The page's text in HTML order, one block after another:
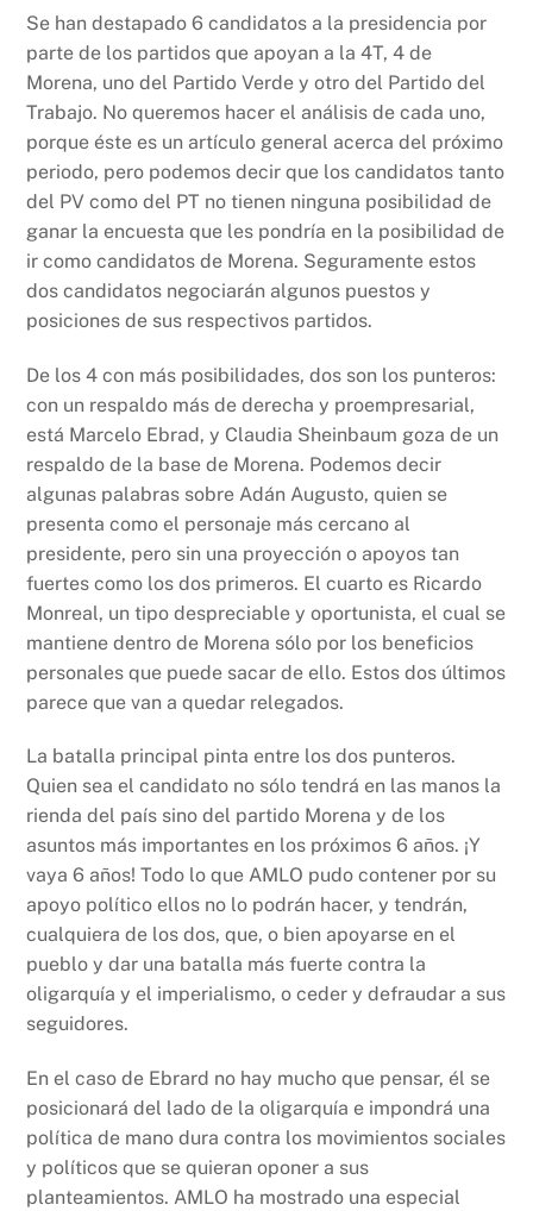
Se han destapado 6 candidatos a la presidencia por
parte de los partidos que apoyan a la 4T, 4 de
Morena, uno del Partido Verde y otro del Partido del
Trabajo. No queremos hacer el análisis de cada uno,
porque éste es un artículo general acerca del próximo
periodo, pero podemos decir que los candidatos tanto
del PV como del PT no tienen ninguna posibilidad de
ganar la encuesta que les pondría en la posibilidad de
ir como candidatos de Morena. Seguramente estos
dos candidatos negociarán algunos puestos y
posiciones de sus respectivos partidos.
De los 4 con más posibilidades, dos son los punteros:
con un respaldo más de derecha y proempresarial,
está Marcelo Ebrad, y Claudia Sheinbaum goza de un
respaldo de la base de Morena. Podemos decir
algunas palabras sobre Adán Augusto, quien se
presenta como el personaje más cercano al
presidente, pero sin una proyección o apoyos tan
fuertes como los dos primeros. El cuarto es Ricardo
Monreal, un tipo despreciable y oportunista, el cual se
mantiene dentro de Morena sólo por los beneficios
personales que puede sacar de ello. Estos dos últimos
parece que van a quedar relegados.
La batalla principal pinta entre los dos punteros.
Quien sea el candidato no sólo tendrá en las manos la
rienda del país sino del partido Morena y de los
asuntos más importantes en los próximos 6 años. ¡Y
vaya 6 años! Todo lo que AMLO pudo contener por su
apoyo político ellos no lo podrán hacer, y tendrán,
cualquiera de los dos, que, o bien apoyarse en el
pueblo y dar una batalla más fuerte contra la
oligarquía y el imperialismo, o ceder y defraudar a sus
seguidores.
En el caso de Ebrard no hay mucho que pensar, él se
posicionará del lado de la oligarquía e impondrá una
política de mano dura contra los movimientos sociales
y políticos que se quieran oponer a sus
planteamientos. AMLO ha mostrado una especial